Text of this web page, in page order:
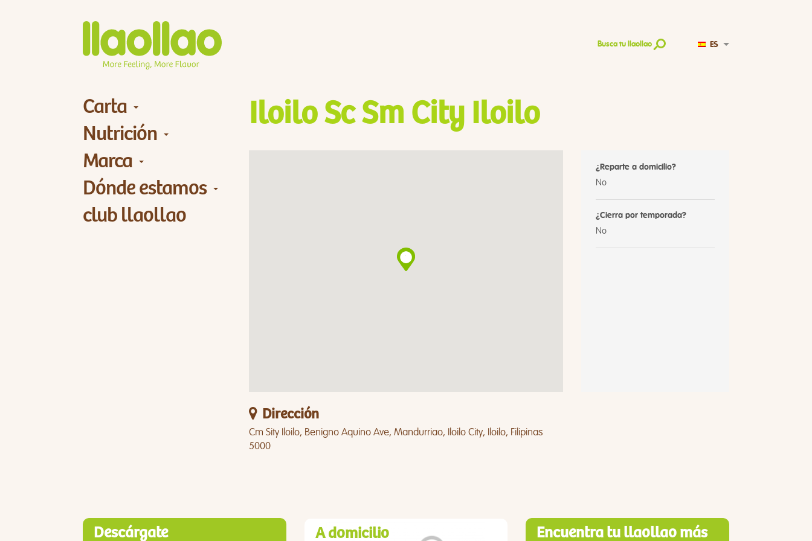
Busca tu llaollao ES
Carta
Nutrición
Marca
Dónde estamos
club llaollao
Iloilo Sc Sm City Iloilo
¿Reparte a domicilio?
No
¿Cierra por temporada?
No
Dirección
Cm Sity Iloilo, Benigno Aquino Ave, Mandurriao, Iloilo City, Iloilo, Filipinas
5000
Descárgate
A domicilio
Encuentra tu llaollao más